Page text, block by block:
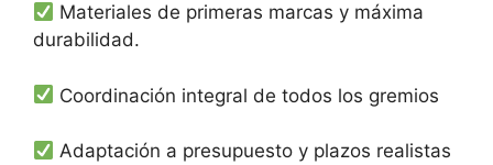
Materiales de primeras marcas y máxima
durabilidad.
Coordinación integral de todos los gremios
Adaptación a presupuesto y plazos realistas